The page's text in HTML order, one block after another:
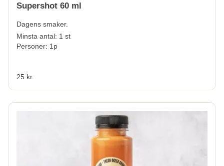
Supershot 60 ml
Dagens smaker.
Minsta antal: 1 st
Personer: 1p
25 kr